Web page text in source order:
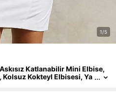
1/5
Katlanabilir Mini Elbise,
Kolsuz Kokteyl Elbisesi, Ya